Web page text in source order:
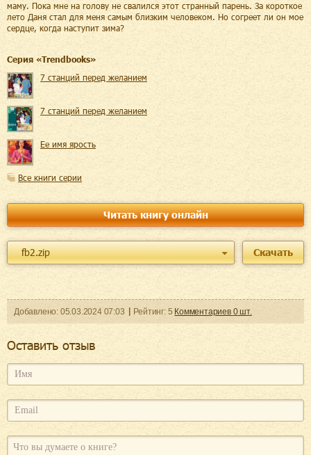
маму. Пока мне на голову не свалился этот странный парень. За короткое
лето Даня стал для меня самым близким человеком. Но согреет ли он мое
сердце, когда наступит зима?
Cерия «Trendbooks»
7 станций перед желанием
7 станций перед желанием
Ее имя ярость
Все книги серии
Читать книгу онлайн
fb2.zip Скачать
Добавленo: 05.03.2024 07:03 Рейтинг: 5 Комментариев 0шт.
Оcтавить отзыв